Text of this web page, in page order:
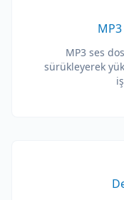
MP3 ses
sürükleyerek